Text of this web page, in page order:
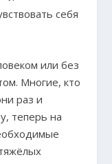
себя
или без
Многие, кто
раз и
теперь на